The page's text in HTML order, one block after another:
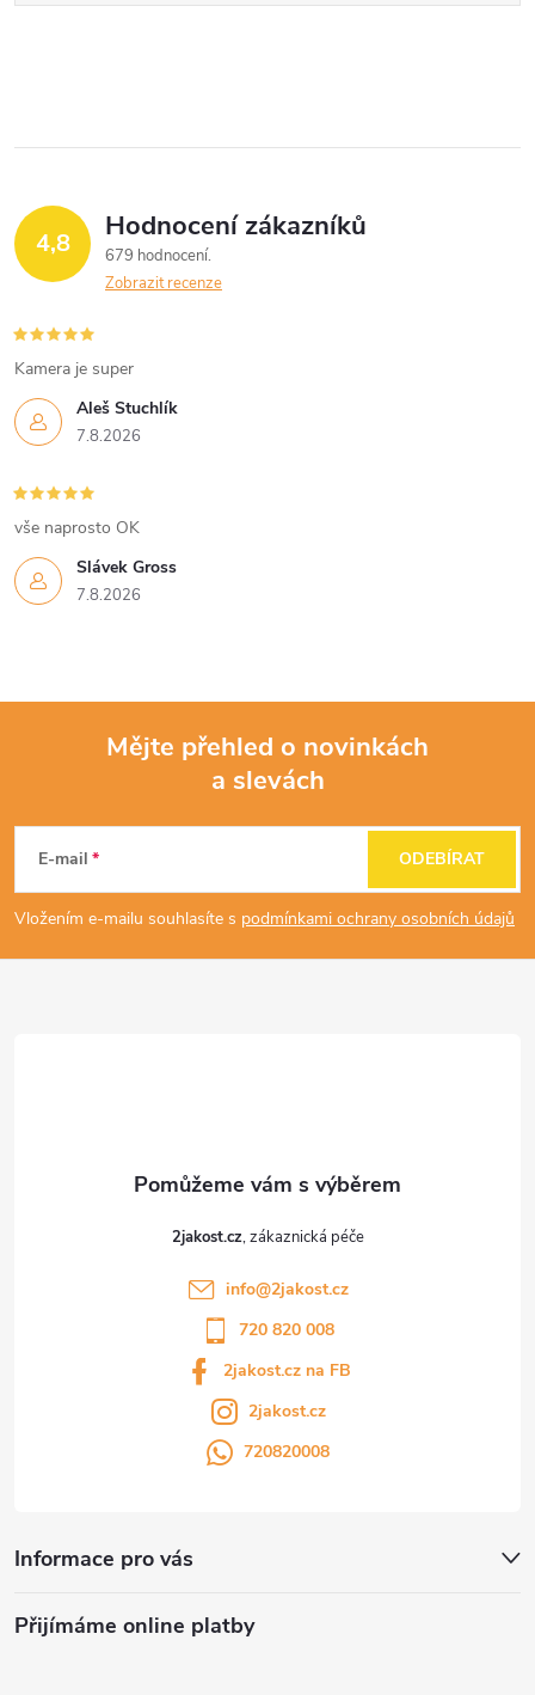
4,8 Hodnocení zákazníků
679 hodnocení
Zobrazit recenze
Aleš Stuchlík
7.8.2026
Kamera je super
Slávek Gross
7.8.2026
vše naprosto OK
p
a
Mějte přehled o novinkách
a slevách
E-mail
Vložením e-mailu souhlasíte s podmínkami ochrany osobních údajů
ODEBÍRAT
2jakost.cz
info@2jakost.cz
720 820 008
2jakost.cz na FB
2jakost.cz
720820008
Informace pro vás
Přijímáme online platby